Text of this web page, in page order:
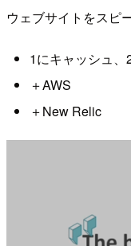
ウェブサイトをスピ
1にキャッシュ、
＋AWS
＋New Relic